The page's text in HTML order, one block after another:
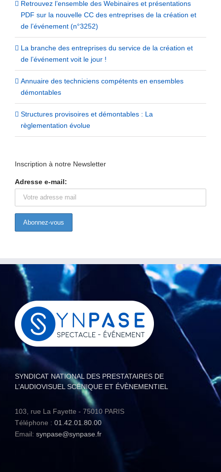
Retrouvez l’ensemble des Webinaires et présentations
PDF sur la nouvelle CC des entreprises de la création et
de l’événement (n°3252)
La branche des entreprises du service de la création et
de l’événement voit le jour !
Annuaire des techniciens compétents en ensembles
démontables
Structures provisoires et démontables : La
règlementation évolue
Inscription à notre Newsletter
Adresse e-mail:
SYNDICAT NATIONAL DES PRESTATAIRES DE
L’AUDIOVISUEL SCÉNIQUE ET ÉVÈNEMENTIEL
103, rue La Fayette - 75010 PARIS
Téléphone : 01.42.01.80.00
Email: synpase@synpase.fr